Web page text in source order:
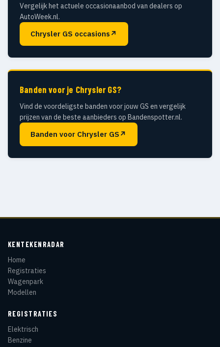
Vergelijk het actuele occasionaanbod van dealers op
AutoWeek.nl.
Chrysler GS occasions ↗
Banden voor je Chrysler GS?
Vind de voordeligste banden voor jouw GS en vergelijk
prijzen van de beste aanbieders op Bandenspotter.nl.
Banden voor Chrysler GS ↗
KENTEKENRADAR
Home
Registraties
Wagenpark
Modellen
REGISTRATIES
Elektrisch
Benzine